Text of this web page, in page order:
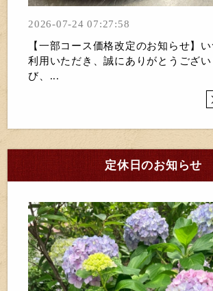
2026-07-24 07:27:58
【一部コース価格改定のお知らせ】
利用いただき、誠にありがとうござ
び、...
定休日のお知らせ